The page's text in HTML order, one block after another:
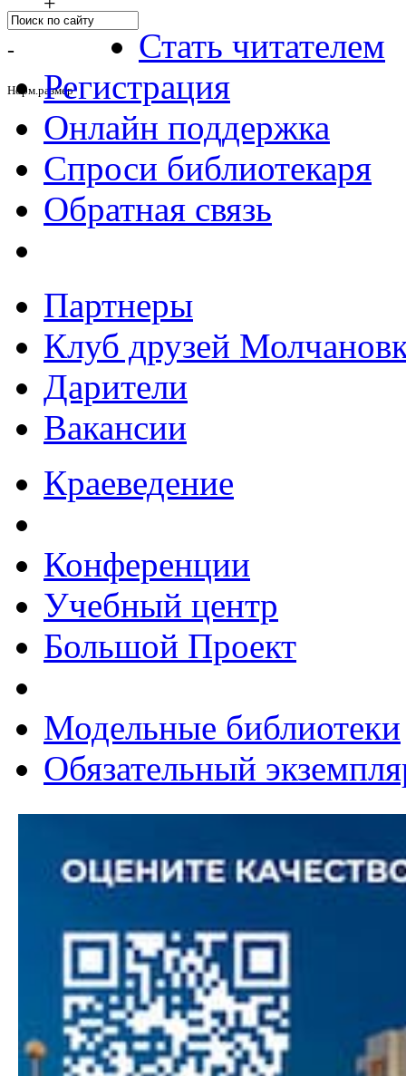
-
Норм.размер
Стать читателем
Регистрация
Онлайн поддержка
Спроси библиотекаря
Обратная связь
Партнеры
Клуб друзей
Дарители
Вакансии
Краеведение
Конференции
Учебный центр
Большой Проект
Модельные библиотеки
Обязательный